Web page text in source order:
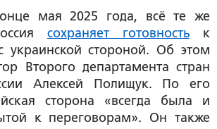
мая 2025 года, всё те же
сохраняет готовность к
украинской стороной. Об этом
Второго департамента стран
Алексей Полищук. По его
сторона «всегда была и
к переговорам». Он также